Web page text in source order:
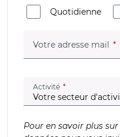
Quotidienne
Votre adresse mail
Activité (champ
Pour en savoir plus